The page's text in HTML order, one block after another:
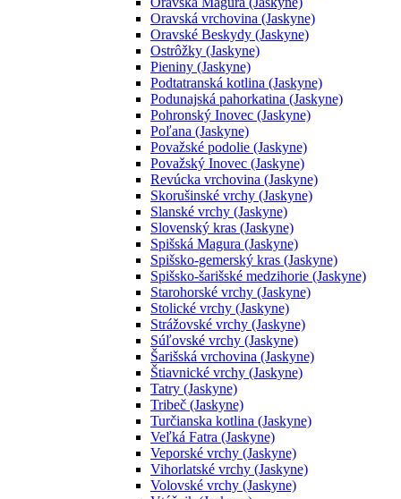
Oravská vrchovina (Jaskyne)
Oravské Beskydy (Jaskyne)
Ostrôžky (Jaskyne)
Pieniny (Jaskyne)
Podtatranská kotlina (Jaskyne)
Podunajská pahorkatina (Jaskyne)
Pohronský Inovec (Jaskyne)
Poľana (Jaskyne)
Považské podolie (Jaskyne)
Považský Inovec (Jaskyne)
Revúcka vrchovina (Jaskyne)
Skorušinské vrchy (Jaskyne)
Slanské vrchy (Jaskyne)
Slovenský kras (Jaskyne)
Spišská Magura (Jaskyne)
Spišsko-gemerský kras (Jaskyne)
Spišsko-šarišské medzihorie (Jaskyne)
Starohorské vrchy (Jaskyne)
Stolické vrchy (Jaskyne)
Strážovské vrchy (Jaskyne)
Súľovské vrchy (Jaskyne)
Šarišská vrchovina (Jaskyne)
Štiavnické vrchy (Jaskyne)
Tatry (Jaskyne)
Tribeč (Jaskyne)
Turčianska kotlina (Jaskyne)
Veľká Fatra (Jaskyne)
Veporské vrchy (Jaskyne)
Vihorlatské vrchy (Jaskyne)
Volovské vrchy (Jaskyne)